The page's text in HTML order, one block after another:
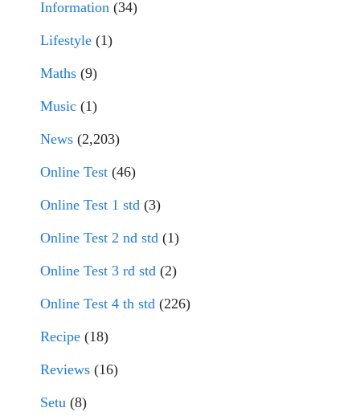
Information (34)
Lifestyle (1)
Maths (9)
Music (1)
News (2,203)
Online Test (46)
Online Test 1 std (3)
Online Test 2 nd std (1)
Online Test 3 rd std (2)
Online Test 4 th std (226)
Recipe (18)
Reviews (16)
Setu (8)